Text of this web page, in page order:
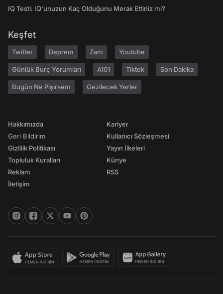
IQ Testi: IQ'unuzun Kaç Olduğunu Merak Ettiniz mi?
Keşfet
Twitter Deprem Zam Youtube
Günlük Burç Yorumları A101 Tiktok Son Dakika
Bugün Ne Pişirsem Gezilecek Yerler
Hakkımızda
Geri Bildirim
Gizlilik Politikası
Topluluk Kuralları
Reklam
İletişim
Kariyer
Kullanıcı Sözleşmesi
Yayın İlkeleri
Künye
RSS